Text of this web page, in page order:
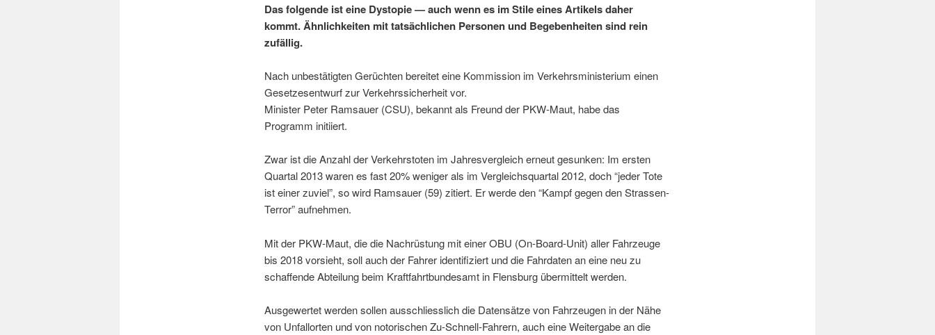
Das folgende ist eine Dystopie — auch wenn es im Stile eines Artikels daher
kommt.Ähnlichkeiten mit tatsächlichen Personen und Begebenheiten sind rein
zufällig.
Nach unbestätigten Gerüchten bereitet eine Kommission im Verkehrsministerium einen
Gesetzesentwurf zur Verkehrssicherheit vor.
Minister Peter Ramsauer (CSU), bekannt als Freund der PKW-Maut, habe das
Programm initiiert.
Zwar ist die Anzahl der Verkehrstoten im Jahresvergleich erneut gesunken: Im ersten
Quartal 2013 waren es fast 20% weniger als im Vergleichsquartal 2012, doch “jeder Tote
ist einer zuviel”, so wird Ramsauer (59) zitiert. Er werde den “Kampf gegen den Strassen-
Terror” aufnehmen.
Mit der PKW-Maut, die die Nachrüstung mit einer OBU (On-Board-Unit) aller Fahrzeuge
bis 2018 vorsieht, soll auch der Fahrer identifiziert und die Fahrdaten an eine neu zu
schaffende Abteilung beim Kraftfahrtbundesamt in Flensburg übermittelt werden.
Ausgewertet werden sollen ausschliesslich die Datensätze von Fahrzeugen in der Nähe
von Unfallorten und von notorischen Zu-Schnell-Fahrern, auch eine Weitergabe an die